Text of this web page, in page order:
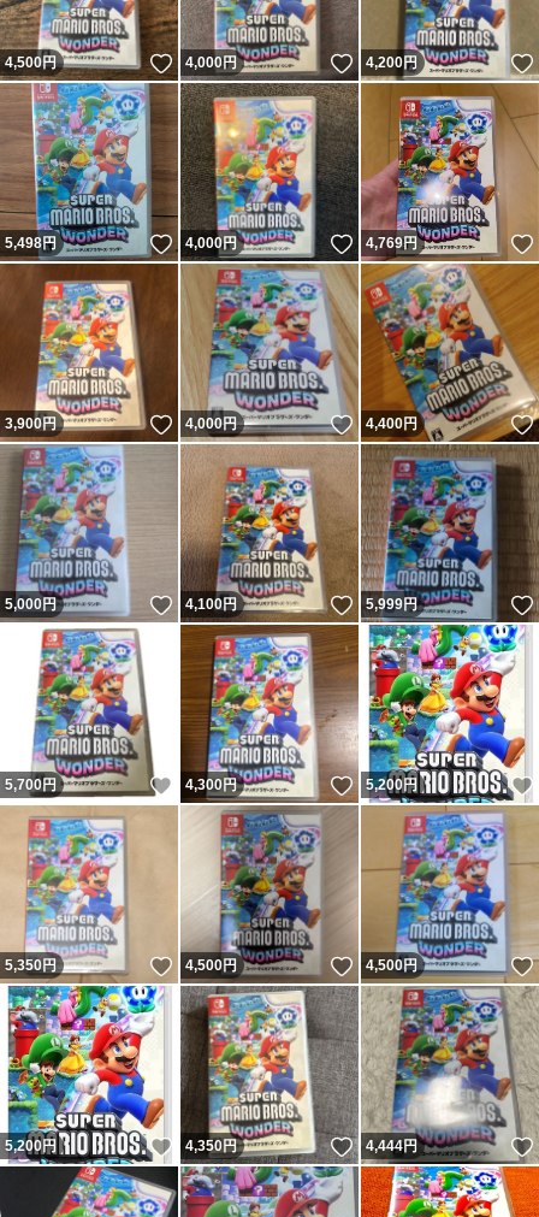
4,500円 いいね！
4,000円 いいね！
4,200円
5,498円 いいね！
4,000円 いいね！
4,769円
3,900円 いいね！
4,000円 いいね！
4,400円
5,000円 いいね！
4,100円 いいね！
5,999円
5,700円 いいね！
4,300円 いいね！
5,200 円
5,350円 いいね！
4,500円 いいね！
4,500円
5,200 円 いいね！
4,350円 いいね！
4,444円